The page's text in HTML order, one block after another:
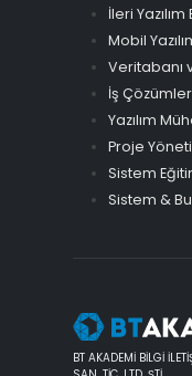
İleri
Mobil
Veritabanı
İş
Yazılım
Proje
Sistem
Sistem &
BT AKADEMİ BİLGİ